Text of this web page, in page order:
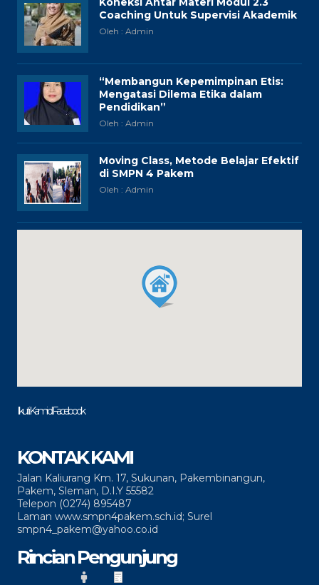
Coaching Untuk Supervisi Akademik
Oleh : Admin
“Membangun Kepemimpinan Etis:
Mengatasi Dilema Etika dalam
Pendidikan”
Oleh : Admin
Moving Class, Metode Belajar Efektif
di SMPN 4 Pakem
Oleh : Admin
Ikuti Kami di Facebook
KONTAK KAMI
Jalan Kaliurang Km. 17, Sukunan, Pakembinangun,
Pakem, Sleman, D.I.Y 55582
Telepon (0274) 895487
Laman www.smpn4pakem.sch.id; Surel
smpn4_pakem@yahoo.co.id
Rincian Pengunjung